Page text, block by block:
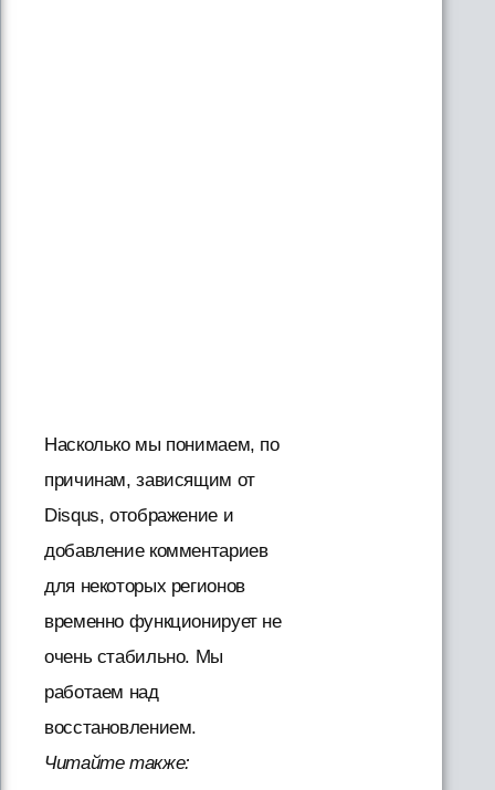
Насколько мы понимаем, по
причинам, зависящим от
Disqus, отображение и
добавление комментариев
для некоторых регионов
временно функционирует не
очень стабильно. Мы
работаем над
восстановлением.
Читайте также: